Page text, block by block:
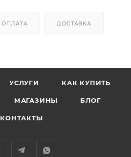
ОПЛАТА ДОСТАВКА
УСЛУГИ КАК КУПИТЬ
МАГАЗИНЫ БЛОГ
КОНТАКТЫ